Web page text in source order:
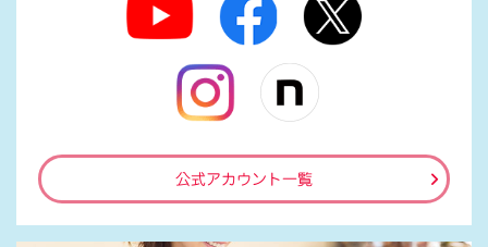
公式アカウント一覧